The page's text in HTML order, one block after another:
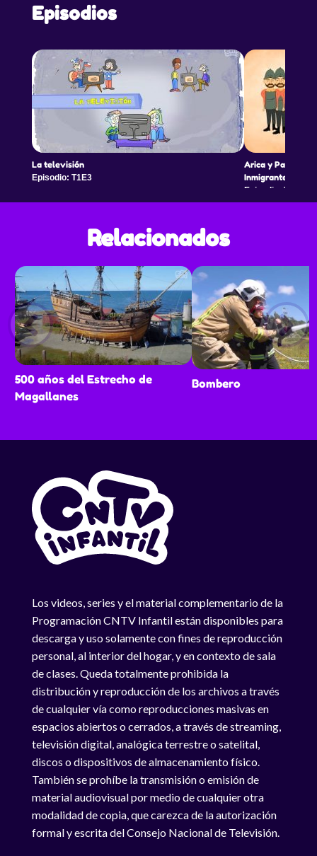
Episodios
La televisión
Episodio: T1E3
Arica y
Inmigrantes Afro
Episodio: T1E4
Relacionados
500 años del Estrecho de
Magallanes
Bombero
Los videos, series y el material complementario de la
Programación CNTV Infantil están disponibles para
descarga y uso solamente con fines de reproducción
personal, al interior del hogar, y en contexto de sala
de clases. Queda totalmente prohibida la
distribución y reproducción de los archivos a través
de cualquier vía como reproducciones masivas en
espacios abiertos o cerrados, a través de streaming,
televisión digital, analógica terrestre o satelital,
discos o dispositivos de almacenamiento físico.
También se prohíbe la transmisión o emisión de
material audiovisual por medio de cualquier otra
modalidad de copia, que carezca de la autorización
formal y escrita del Consejo Nacional de Televisión.